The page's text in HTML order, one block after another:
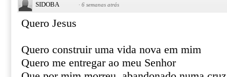
SIDOBA · 6 semanas atrás
Quero Jesus
Quero construir uma vida nova em mim
Quero me entregar ao meu Senhor